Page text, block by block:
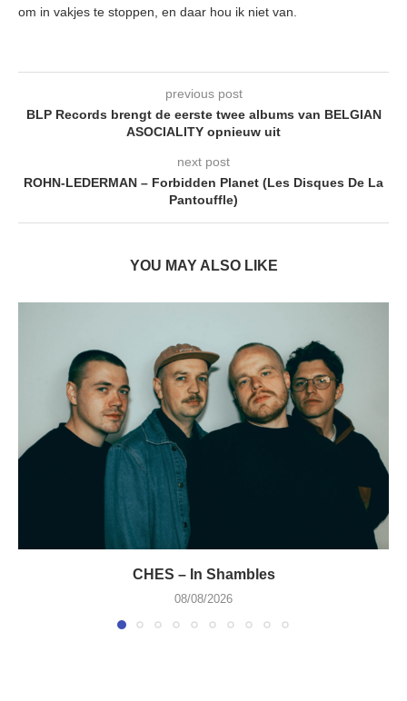
om in vakjes te stoppen, en daar hou ik niet van.
previous post
BLP Records brengt de eerste twee albums van BELGIAN
ASOCIALITY opnieuw uit
next post
ROHN-LEDERMAN – Forbidden Planet (Les Disques De La
Pantouffle)
YOU MAY ALSO LIKE
CHES – In Shambles
08/08/2026